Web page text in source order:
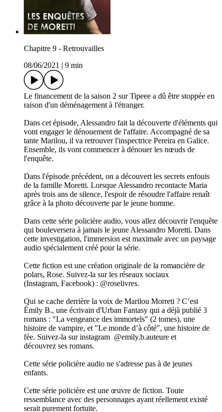
Chapitre 9 - Retrouvailles
08/06/2021
9 min
Le financement de la saison 2 sur Tipeee a dû être stoppée en
raison d'un déménagement à l'étranger.
Dans cet épisode, Alessandro fait la découverte d'éléments qui
vont engager le dénouement de l'affaire. Accompagné de sa
tante Marilou, il va retrouver l'inspectrice Pereira en Galice.
Ensemble, ils vont commencer à dénouer les nœuds de
l'enquête.
Dans l'épisode précédent, on a découvert les secrets enfouis
de la famille Moretti. Lorsque Alessandro recontacte Maria
après trois ans de silence, l'espoir de résoudre l'affaire renaît
grâce à la photo découverte par le jeune homme.
Dans cette série policière audio, vous allez découvrir l'enquête
qui bouleversera à jamais le jeune Alessandro Moretti. Dans
cette investigation, l'immersion est maximale avec un paysage
audio spécialement créé pour la série.
Cette fiction est une création originale de la romancière de
polars, Rose. Suivez-la sur les réseaux sociaux
(Instagram, Facebook) : @roselivres.
Qui se cache derrière la voix de Marilou Morreti ? C’est
Émily B., une écrivain d'Urban Fantasy qui a déjà publié 3
romans : "La vengeance des immortels" (2 tomes), une
histoire de vampire, et "Le monde d’à côté", une histoire de
fée. Suivez-la sur instagram @emily.b.auteure et
découvrez ses romans.
Cette série policière audio ne s'adresse pas à de jeunes
enfants.
Cette série policière est une œuvre de fiction. Toute
ressemblance avec des personnages ayant réellement existé
serait purement fortuite.